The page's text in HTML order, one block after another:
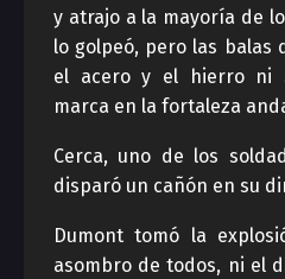
y atrajo a la mayoría de
lo golpeó, pero las balas
el acero y el hierro ni
marca en la fortaleza
Cerca, uno de los
disparó un cañón en su
Dumont tomó la
asombro de todos, ni el